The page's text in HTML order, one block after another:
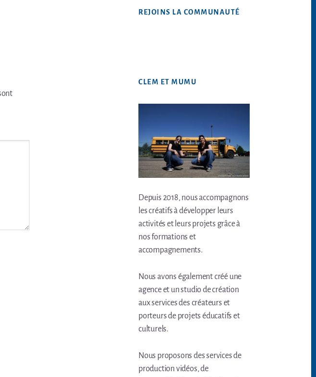
REJOINS LA COMMUNAUTÉ
CLEM ET MUMU
Depuis 2018, nous accompagnons
les créatifs à développer leurs
activités et leurs projets grâce à
nos formations et
accompagnements.
Nous avons également créé une
agence et un studio de création
aux services des créateurs et
porteurs de projets éducatifs et
culturels.
Nous proposons des services de
production vidéos, de